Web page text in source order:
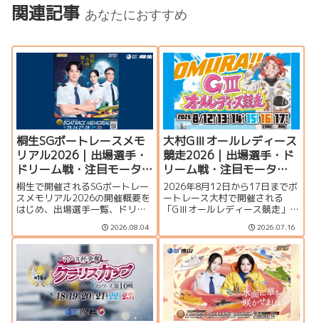
関連記事 あなたにおすすめ
桐生SGボートレースメモ
リアル2026｜出場選手・
ドリーム戦・注目モータ
ー・イベント情報まとめ
桐生で開催されるSGボートレー
スメモリアル2026の開催概要を
はじめ、出場選手一覧、ドリー
徴、イベント情報を詳しく紹
介。峰竜太、毒島誠、定松勇樹
らトップレーサーが集結する真
夏のSGの見どころを徹底解説し
ます。
2026.08.04
大村GⅢオールレディース
競走2026｜出場選手・ド
リーム戦・注目モータ
ー・イベント情報まとめ
2026年8月12日から17日までボ
ートレース大村で開催される
「GⅢオールレディース競走」の
望、出場選手一覧、発祥地ドリ
ーム、注目モーター、大村水面
の攻略ポイント、イベント情報
まで詳しく紹介します。
2026.07.16